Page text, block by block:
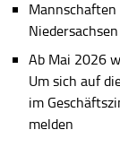
Ab Mai 2026
Um sich auf
im
melden